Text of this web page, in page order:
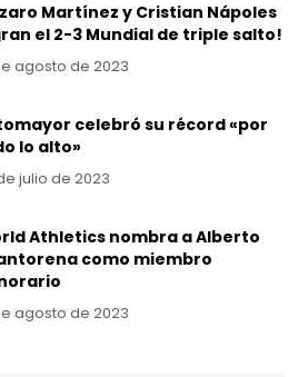
Martínez y Cristian Nápoles
el 2-3 Mundial de triple salto!
agosto de 2023
celebró su récord «por
lo alto»
julio de 2023
Athletics nombra a Alberto
como miembro
agosto de 2023